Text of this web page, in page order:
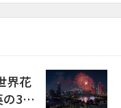
界花
3カ